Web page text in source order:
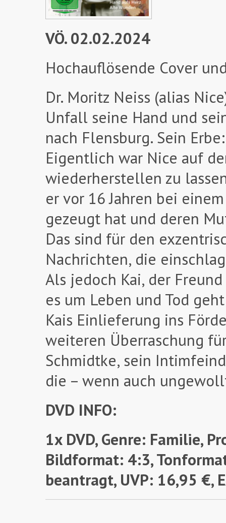
VÖ. 02.02.2024
Hochauflösende Cover
Dr. Moritz Neiss (alias
Unfall seine Hand und
nach Flensburg. Sein
Eigentlich war Nice auf
wiederherstellen zu
er vor 16 Jahren bei
gezeugt hat und deren
Das sind für den
Nachrichten, die
Als jedoch Kai, der
es um Leben und Tod
Kais Einlieferung ins
weiteren Überraschung
Schmidtke, sein
die – wenn auch
DVD INFO:
1x DVD, Genre: Familie,
Bildformat: 4:3,
beantragt, UVP: 16,95 €,